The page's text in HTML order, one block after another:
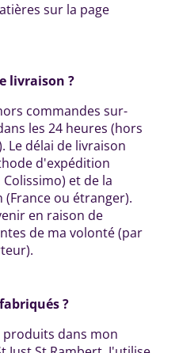
sur la page
livraison ?
commandes sur-
les 24 heures (hors
Le délai de livraison
d'expédition
et de la
ou étranger).
en raison de
de ma volonté (par
?
produits dans mon